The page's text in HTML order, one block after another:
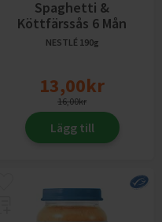
Spaghetti &
Köttfärssås 6 Mån
NESTLÉ 190g
13,00kr
16,00kr
Lägg till